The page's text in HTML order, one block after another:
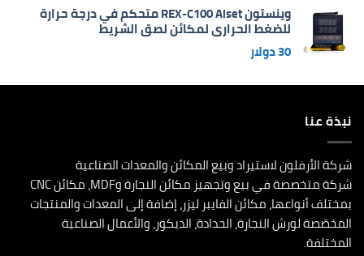
وينستون REX-C100 Aiset متحكم في درجة حرارة
للضغط الحراري لمكائن لصق الشريط
30دولار
نبذة عنا
شركة الأرفلون لاستيراد وبيع المكائن والمعدات الصناعية
شركة متخصصة في بيع وتجهيز مكائن النجارة وMDF، مكائن CNC
بمختلف أنواعها، مكائن الفايبر ليزر، إضافة إلى المعدات والمنتجات
المخصّصة لورش النجارة، الحدادة، الديكور، والأعمال الصناعية
المختلفة.